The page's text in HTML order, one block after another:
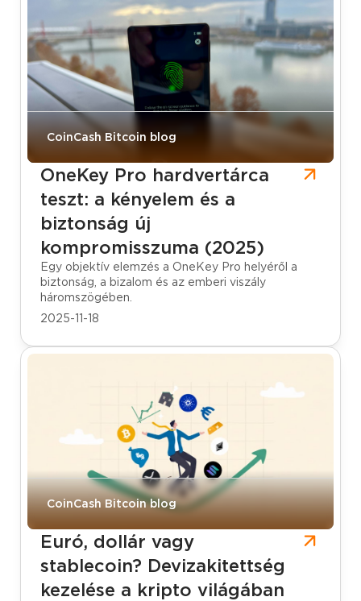
CoinCash Bitcoin blog
OneKey Pro hardvertárca
teszt: a kényelem és a
biztonság új
kompromisszuma (2025)
Egy objektív elemzés a OneKey Pro helyéről a
biztonság, a bizalom és az emberi viszály
háromszögében.
2025-11-18
CoinCash Bitcoin blog
Euró, dollár vagy
stablecoin? Devizakitettség
kezelése a kripto világában